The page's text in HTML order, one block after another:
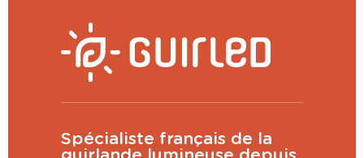
Spécialiste français de la